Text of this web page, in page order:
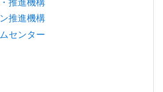
推進機構
センター